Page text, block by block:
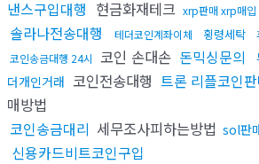
낸스구입대행 현금화재테크 xrp판매 xrp매입
솔라나전송대행 테더코인계좌이체 횡령세탁
코인송금대행 24시 코인 손대손 돈믹싱문의
더개인거래 코인전송대행 트론 리플코인
매방법
코인송금대리 세무조사피하는방법 sol판
신용카드비트코인구입